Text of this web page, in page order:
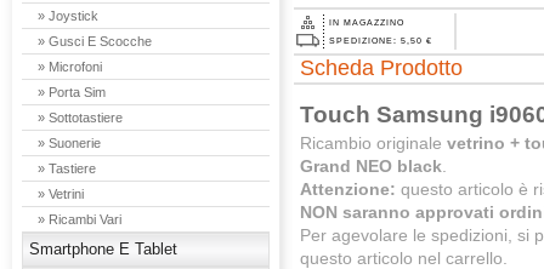
» Joystick
» Gusci E Scocche
» Microfoni
» Porta Sim
» Sottotastiere
» Suonerie
» Tastiere
» Vetrini
» Ricambi Vari
Smartphone E Tablet
IN MAGAZZINO
SPEDIZIONE: 5,50 €
Scheda Prodotto
Touch Samsung
Ricambio originale vetrino +
Grand NEO black
Attenzione: questo articolo è
NON saranno approvati
Per agevolare le spedizioni, si
questo articolo nel carrello.